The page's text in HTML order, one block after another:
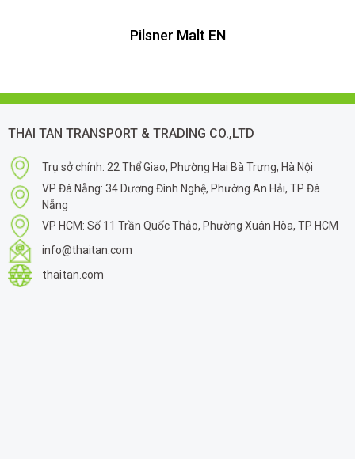
Pilsner Malt EN
THAI TAN TRANSPORT & TRADING CO.,LTD
Trụ sở chính: 22 Thể Giao, Phường Hai Bà Trưng, Hà Nội
VP Đà Nẵng: 34 Dương Đình Nghệ, Phường An Hải, TP Đà
Nẵng
VP HCM: Số 11 Trần Quốc Thảo, Phường Xuân Hòa, TP HCM
info@thaitan.com
thaitan.com